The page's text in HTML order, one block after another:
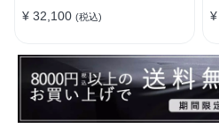
¥ 32,100 (税込)